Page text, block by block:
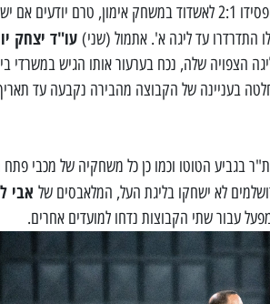
יותר. הסיבה היא שהירושלמים שלפני שבועיים עוד הפסידו 2:1 לאשדוד במשחק אימון, טרם
התדרדרו עד ליגה א'. אתמול (שני) עו"ד יצחק
הצפויה שלה, נכח בערעור אותו הגיש במשרדי
בעניינה של הקבוצה מהבירה נקבעה עד
בגביע הטוטו וכמו כן כל משחקיה של מכבי פתח
לא ישחקו בליגת העל, המלאבסים של אבי
עבור שתי הקבוצות נדחו למועדים אחרים.